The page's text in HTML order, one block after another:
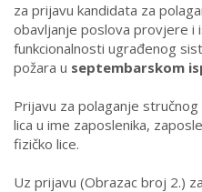
za prijavu kandidata za
obavljanje poslova provjere i
funkcionalnosti ugrađenog
požara u septembarskom
Prijavu za polaganje
lica u ime zaposlenika,
fizičko lice.
Uz prijavu (Obrazac broj 2.)